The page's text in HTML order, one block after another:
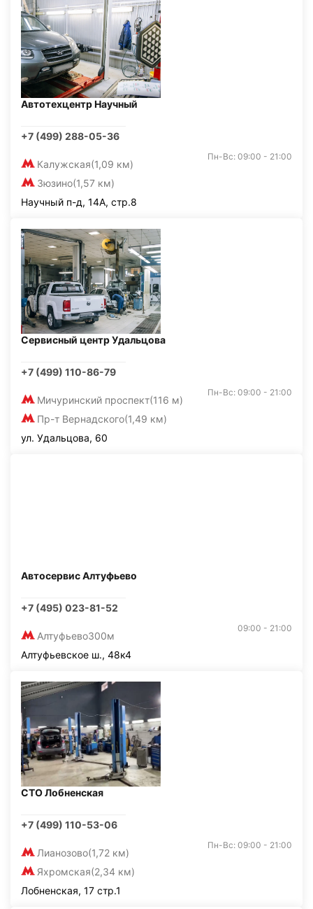
Автотехцентр Научный
+7 (499) 288-05-36
Калужская(1,09 км)
Зюзино(1,57 км)
Пн-Вс: 09:00 - 21:00
Научный п-д, 14А, стр.8
Сервисный центр Удальцова
+7 (499) 110-86-79
Мичуринский проспект(116 м)
Пр-т Вернадского(1,49 км)
Пн-Вс: 09:00 - 21:00
ул. Удальцова, 60
Автосервис Алтуфьево
+7 (495) 023-81-52
Алтуфьево300м
09:00 - 21:00
Алтуфьевское ш., 48к4
СТО Лобненская
+7 (499) 110-53-06
Лианозово(1,72 км)
Яхромская(2,34 км)
Пн-Вс: 09:00 - 21:00
Лобненская, 17 стр.1